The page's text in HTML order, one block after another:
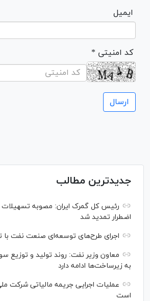
ایمیل
* کد امنیتی
جدیدترین مطالب
رئیس کل گمرک ایران: مصوبه تسهیلات
اضطرار تمدید شد
اجرای طرح‌های توسعه‌ای صنعت نفت با
معاون وزیر نفت: روند تولید و
به زیرساخت‌ها ادامه دارد
عملیات اجرایی جریمه مالیاتی شرکت
است